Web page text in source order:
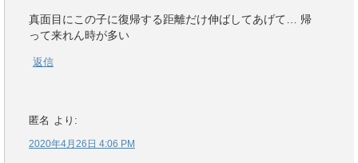
真面目にこの子に復帰する距離だけ伸ばしてあげて… 帰
って来れん時が多い
返信
匿名 より:
2020年4月26日 4:06 PM